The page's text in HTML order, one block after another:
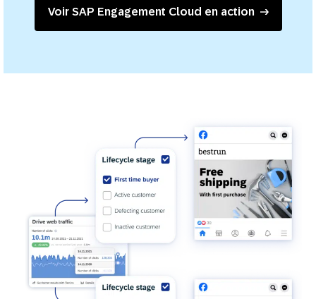
Voir SAP Engagement Cloud en action